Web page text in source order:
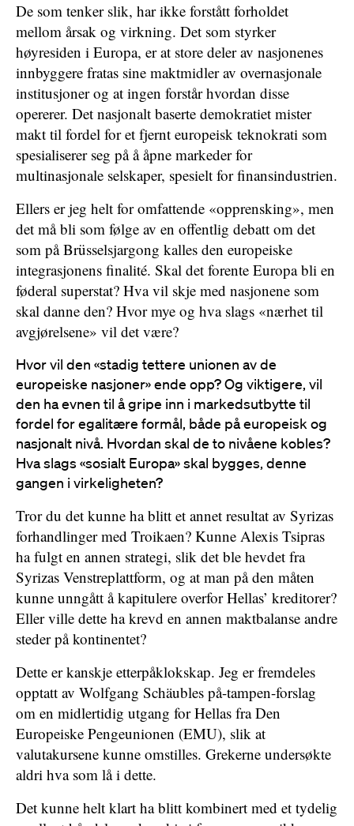
De som tenker slik, har ikke forstått forholdet
mellom årsak og virkning. Det som styrker
høyresiden i Europa, er at store deler av nasjonenes
innbyggere fratas sine maktmidler av overnasjonale
institusjoner og at ingen forstår hvordan disse
opererer. Det nasjonalt baserte demokratiet mister
makt til fordel for et fjernt europeisk teknokrati som
spesialiserer seg på å åpne markeder for
multinasjonale selskaper, spesielt for finansindustrien.
Ellers er jeg helt for omfattende «opprensking», men
det må bli som følge av en offentlig debatt om det
som på Brüsselsjargong kalles den europeiske
integrasjonens finalité. Skal det forente Europa bli en
føderal superstat? Hva vil skje med nasjonene som
skal danne den? Hvor mye og hva slags «nærhet til
avgjørelsene» vil det være?
Hvor vil den «stadig tettere unionen av de
europeiske nasjoner» ende opp? Og viktigere, vil
den ha evnen til å gripe inn i markedsutbytte til
fordel for egalitære formål, både på europeisk og
nasjonalt nivå. Hvordan skal de to nivåene kobles?
Hva slags «sosialt Europa» skal bygges, denne
gangen i virkeligheten?
Tror du det kunne ha blitt et annet resultat av Syrizas
forhandlinger med Troikaen? Kunne Alexis Tsipras
ha fulgt en annen strategi, slik det ble hevdet fra
Syrizas Venstreplattform, og at man på den måten
kunne unngått å kapitulere overfor Hellas’ kreditorer?
Eller ville dette ha krevd en annen maktbalanse andre
steder på kontinentet?
Dette er kanskje etterpåklokskap. Jeg er fremdeles
opptatt av Wolfgang Schäubles på-tampen-forslag
om en midlertidig utgang for Hellas fra Den
Europeiske Pengeunionen (EMU), slik at
valutakursene kunne omstilles. Grekerne undersøkte
aldri hva som lå i dette.
Det kunne helt klart ha blitt kombinert med et tydelig